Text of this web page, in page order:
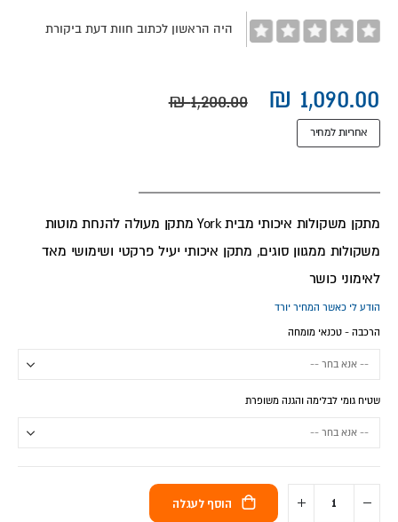
היה הראשון לכתוב חוות דעת ביקורת
‏1,200.00 ₪
אחריות למחיר
מתקן משקולות איכותי מבית York מתקן מעולה להנחת מוטות
משקולות ממגוון סוגים, מתקן איכותי יעיל פרקטי ושימושי מאד
לאימוני כושר
הודע לי כאשר המחיר יורד
הרכבה - טכנאי מומחה
שטיח גומי לבלימה והגנה משופרת
הוסף לעגלה